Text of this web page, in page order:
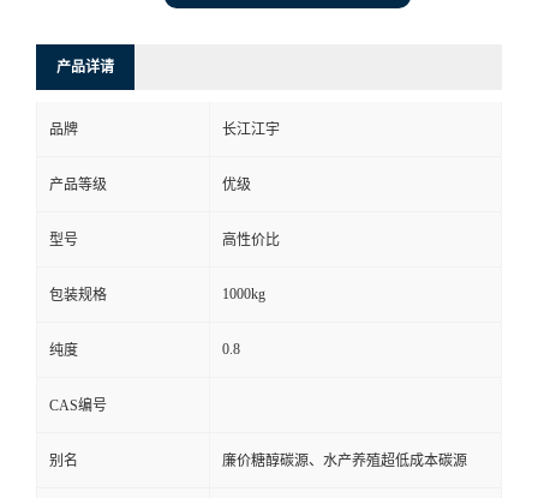
产品详请
品牌 长江江宇
产品等级 优级
型号 高性价比
包装规格 1000kg
纯度 0.8
CAS编号
别名 廉价糖醇碳源、水产养殖超低成本碳源